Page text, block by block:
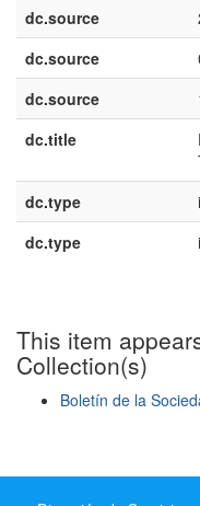
dc.source
dc.source
dc.source
dc.title
dc.type
dc.type
This item
Collection(s)
Boletín de la